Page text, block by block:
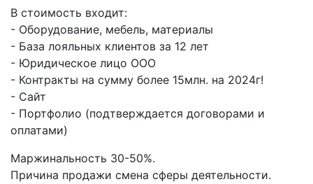
В стоимость входит:
- Оборудование, мебель, материалы
- База лояльных клиентов за 12 лет
- Юридическое лицо ООО
- Контракты на сумму более 15млн. на 2024г!
- Сайт
- Портфолио (подтверждается договорами и
оплатами)
Маржинальность 30-50%.
Причина продажи смена сферы деятельности.